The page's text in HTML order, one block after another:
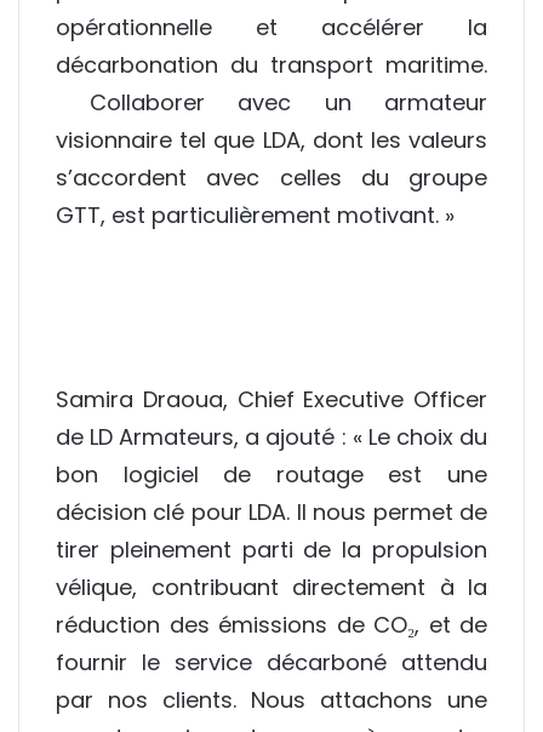
opérationnelle et accélérer la
décarbonation du transport maritime.
Collaborer avec un armateur
visionnaire tel que LDA, dont les valeurs
s’accordent avec celles du groupe
GTT, est particulièrement motivant. »
Samira Draoua, Chief Executive Officer
de LD Armateurs, a ajouté : « Le choix du
bon logiciel de routage est une
décision clé pour LDA. Il nous permet de
tirer pleinement parti de la propulsion
vélique, contribuant directement à la
réduction des émissions de CO₂, et de
fournir le service décarboné attendu
par nos clients. Nous attachons une